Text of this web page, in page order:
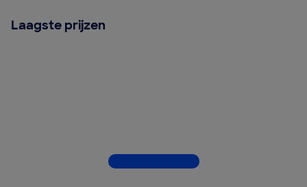
Laagste prijzen
Bekijk alle 5 winkels